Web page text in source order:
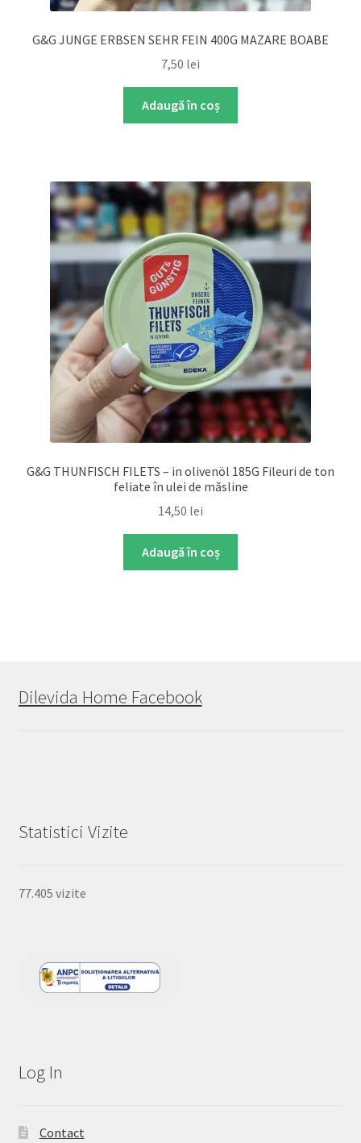
G&G JUNGE ERBSEN SEHR FEIN 400G MAZARE BOABE
7,50 lei
Adaugă în coș
G&G THUNFISCH FILETS – in olivenöl 185G Fileuri de ton
feliate în ulei de măsline
14,50 lei
Adaugă în coș
Dilevida Home Facebook
Statistici Vizite
77.405 vizite
Log In
Contact